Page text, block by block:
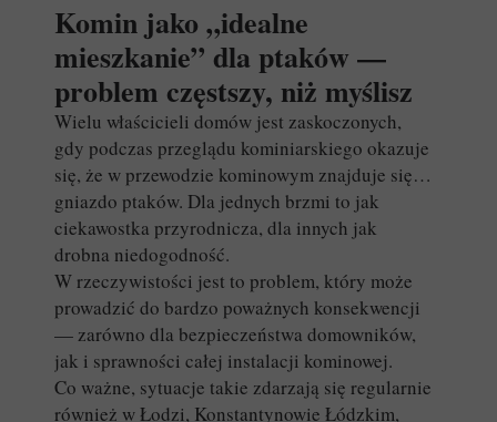
Komin jako „idealne
mieszkanie” dla ptaków —
problem częstszy, niż myślisz
Wielu właścicieli domów jest zaskoczonych,
gdy podczas przeglądu kominiarskiego okazuje
się, że w przewodzie kominowym znajduje się…
gniazdo ptaków. Dla jednych brzmi to jak
ciekawostka przyrodnicza, dla innych jak
drobna niedogodność.
W rzeczywistości jest to problem, który może
prowadzić do bardzo poważnych konsekwencji
— zarówno dla bezpieczeństwa domowników,
jak i sprawności całej instalacji kominowej.
Co ważne, sytuacje takie zdarzają się regularnie
również w Łodzi, Konstantynowie Łódzkim,